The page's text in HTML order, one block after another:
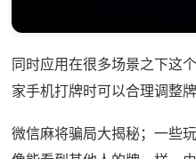
同时应用在很多场景之下这
家手机打牌时可以合理调整
微信麻将骗局大揭秘；一些